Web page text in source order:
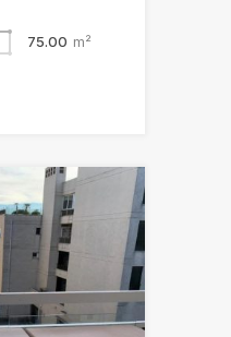
75.00 m²